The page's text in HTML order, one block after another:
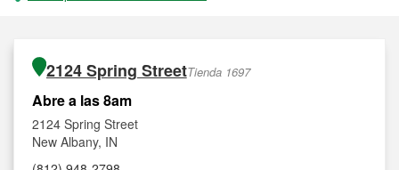
2124 Spring StreetTienda 1697
Abre a las 8am
2124 Spring Street
New Albany, IN